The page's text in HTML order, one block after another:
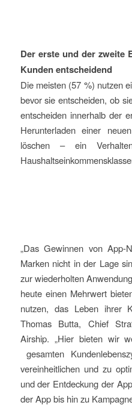
Der erste und der zweite
Kunden entscheidend
Die meisten (57 %) nutzen
bevor sie entscheiden, ob
entscheiden innerhalb der
Herunterladen einer
löschen – ein
„Das Gewinnen von
Marken nicht in der Lage
zur wiederholten
heute einen Mehrwert
nutzen, das Leben ihrer
Thomas Butta, Chief
Airship. „Hier bieten wir
gesamten
vereinheitlichen und zu
und der Entdeckung der
der App bis hin zu